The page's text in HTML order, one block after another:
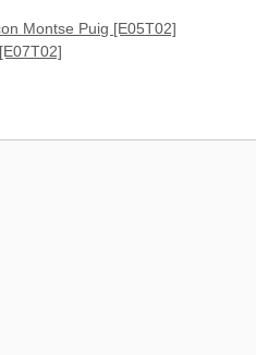
Montse Puig [E05T02]